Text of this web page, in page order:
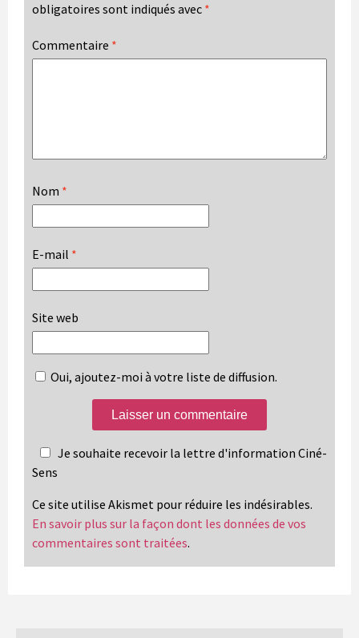
obligatoires sont indiqués avec *
Commentaire *
Nom *
E-mail *
Site web
Oui, ajoutez-moi à votre liste de diffusion.
Je souhaite recevoir la lettre d'information Ciné-
Sens
Ce site utilise Akismet pour réduire les indésirables.
En savoir plus sur la façon dont les données de vos
commentaires sont traitées.